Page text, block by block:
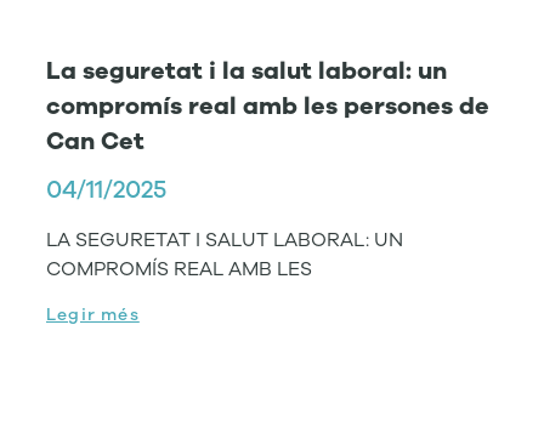
La seguretat i la salut laboral: un
compromís real amb les persones de
Can Cet
04/11/2025
LA SEGURETAT I SALUT LABORAL: UN
COMPROMÍS REAL AMB LES
Legir més